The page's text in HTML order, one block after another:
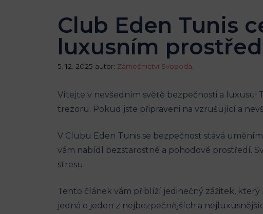
Club Eden Tunis
luxusním
5. 12. 2025 autor: Zámečnictví Svoboda
Vítejte v nevšedním světě bezpečnosti a luxusu!
trezoru. Pokud jste připraveni na vzrušující a
V Clubu Eden Tunis se bezpečnost stává
vám nabídl bezstarostné a pohodové prostředí.
stresu.
Tento článek vám přiblíží jedinečný zážitek,
jedná o jeden z nejbezpečnějších a